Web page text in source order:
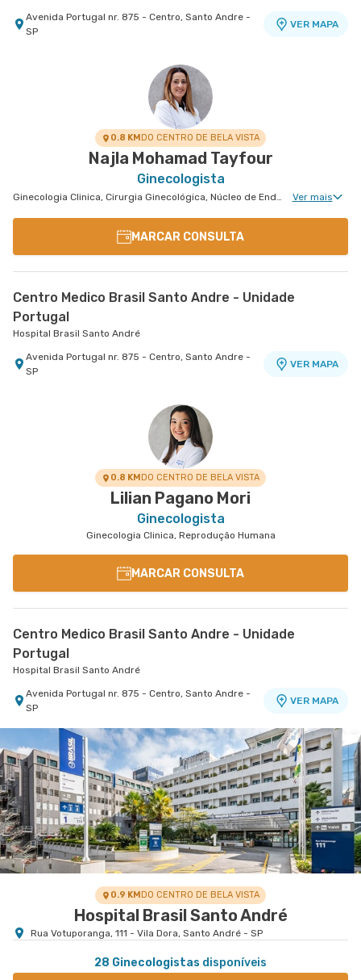
Avenida Portugal nr. 875 - Centro, Santo Andre -
SP
VER MAPA
0.8 KMDO CENTRO DE BELA VISTA
Najla Mohamad Tayfour
Ginecologista
Ginecologia Clinica, Cirurgia Ginecológica, Núcleo de Endometriose, Cirurgia Oncológica Ginecológica, Uroginecologia, Cirurgia Robótica Ginecológica, Ginecologia Oncológica, Ginecologia Videohisteroscopia Ver mais
MARCAR CONSULTA
Centro Medico Brasil Santo Andre - Unidade
Portugal
Hospital Brasil Santo André
Avenida Portugal nr. 875 - Centro, Santo Andre -
SP
VER MAPA
0.8 KMDO CENTRO DE BELA VISTA
Lilian Pagano Mori
Ginecologista
Ginecologia Clinica, Reprodução Humana
MARCAR CONSULTA
Centro Medico Brasil Santo Andre - Unidade
Portugal
Hospital Brasil Santo André
Avenida Portugal nr. 875 - Centro, Santo Andre -
SP
VER MAPA
0.9 KMDO CENTRO DE BELA VISTA
Hospital Brasil Santo André
Rua Votuporanga, 111 - Vila Dora, Santo André - SP
28 Ginecologistas disponíveis